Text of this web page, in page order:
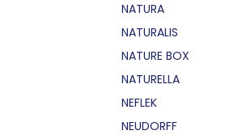
NATURA
NATURALIS
NATURE BOX
NATURELLA
NEFLEK
NEUDORFF